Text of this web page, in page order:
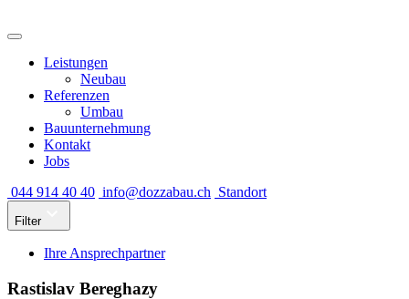
Leistungen
Neubau
Referenzen
Umbau
Bauunternehmung
Kontakt
Jobs
044 914 40 40 info@dozzabau.ch Standort
Filter
Ihre Ansprechpartner
Rastislav Bereghazy